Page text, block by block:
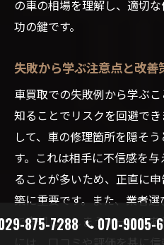
の車の相場を理解し、適切
功の鍵です。
失敗から学ぶ注意点と改善
車買取での失敗例から学ぶ
知ることでリスクを回避で
して、車の修理箇所を隠そ
す。これは相手に不信感を与
ることが多いため、正直に申
築に重要です。また、業者
で売却してしまうケースも
875-7288 070-9005-